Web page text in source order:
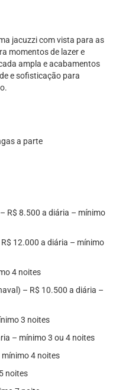
jacuzzi com vista para as
momentos de lazer e
ampla e acabamentos
e sofisticação para
a parte
R$ 8.500 a diária – mínimo
12.000 a diária – mínimo
4 noites
– R$ 10.500 a diária –
3 noites
– mínimo 3 ou 4 noites
4 noites
noites